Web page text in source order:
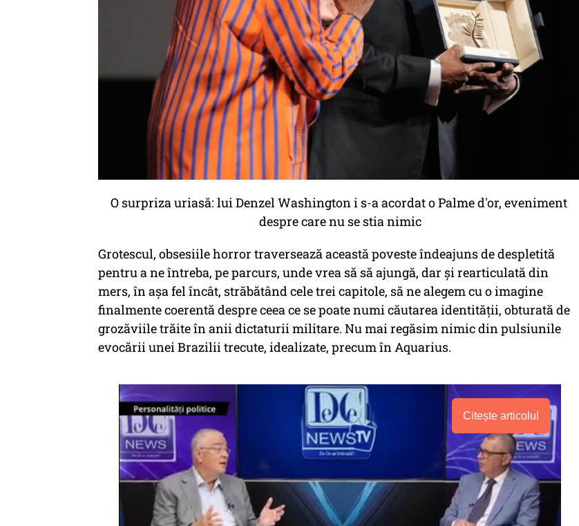
O surpriza uriasă: lui Denzel Washington i s-a acordat o Palme d'or, eveniment
despre care nu se stia nimic
Grotescul, obsesiile horror traversează această poveste îndeajuns de despletită
pentru a ne întreba, pe parcurs, unde vrea să să ajungă, dar și rearticulată din
mers, în așa fel încât, străbătând cele trei capitole, să ne alegem cu o imagine
finalmente coerentă despre ceea ce se poate numi căutarea identității, obturată de
grozăviile trăite în anii dictaturii militare. Nu mai regăsim nimic din pulsiunile
evocării unei Brazilii trecute, idealizate, precum în Aquarius.
Citește articolul